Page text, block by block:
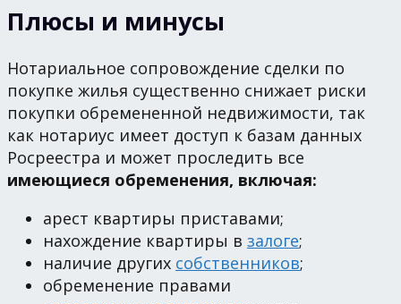
Плюсы и минусы
Нотариальное сопровождение сделки по
покупке жилья существенно снижает риски
покупки обремененной недвижимости, так
как нотариус имеет доступ к базам данных
Росреестра и может проследить все
имеющиеся обременения, включая:
арест квартиры приставами;
нахождение квартиры в залоге;
наличие других собственников;
обременение правами